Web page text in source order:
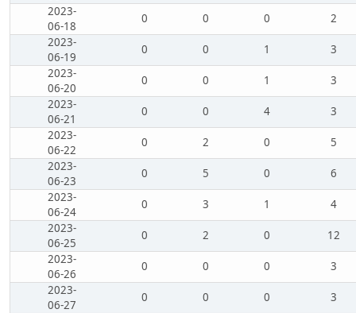
2023-
06-18
0 0 0
2
2023-
06-19
0 0 1
3
2023-
06-20
0 0 1
3
2023-
06-21
0 0 4
3
2023-
06-22
0 2 0
5
2023-
06-23
0 5 0
6
2023-
06-24
0 3 1
4
2023-
06-25
0 2 0
12
2023-
06-26
0 0 0
3
2023-
06-27
0 0 0
3